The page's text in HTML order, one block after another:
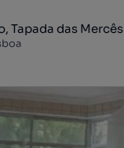
Tapada das Mercês